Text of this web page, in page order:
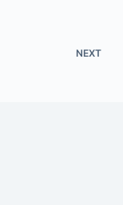
NEXT